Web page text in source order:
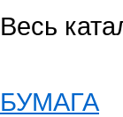
Весь
БУМАГА